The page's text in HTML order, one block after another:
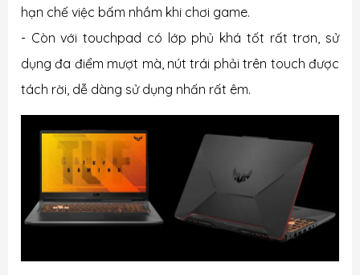
hạn chế việc bấm nhầm khi chơi game.
- Còn với touchpad có lớp phủ khá tốt rất trơn, sử
dụng đa điểm mượt mà, nút trái phải trên touch được
tách rời, dễ dàng sử dụng nhấn rất êm.